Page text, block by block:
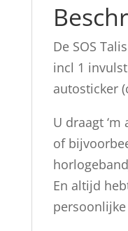
De SOS
incl 1
autosticker
U draagt
of
En altijd